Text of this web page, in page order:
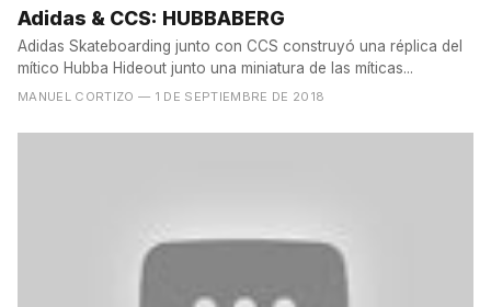
Adidas & CCS: HUBBABERG
Adidas Skateboarding junto con CCS construyó una réplica del
mítico Hubba Hideout junto una miniatura de las míticas...
MANUEL CORTIZO — 1 DE SEPTIEMBRE DE 2018